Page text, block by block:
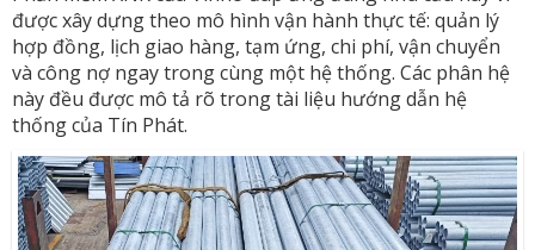
được xây dựng theo mô hình vận hành thực tế: quản lý
hợp đồng, lịch giao hàng, tạm ứng, chi phí, vận chuyển
và công nợ ngay trong cùng một hệ thống. Các phân hệ
này đều được mô tả rõ trong tài liệu hướng dẫn hệ
thống của Tín Phát.